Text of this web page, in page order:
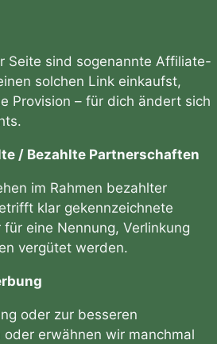
Seite sind sogenannte Affiliate-
solchen Link einkaufst,
Provision – für dich ändert sich
/ Bezahlte Partnerschaften
im Rahmen bezahlter
klar gekennzeichnete
eine Nennung, Verlinkung
vergütet werden.
oder zur besseren
erwähnen wir manchmal